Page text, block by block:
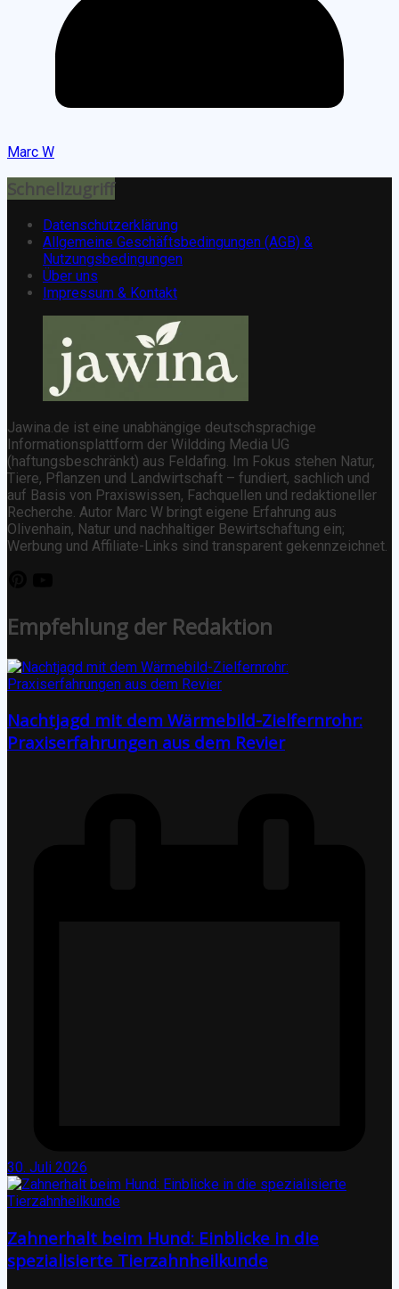
Marc W
Schnellzugriff
Datenschutzerklärung
Allgemeine Geschäftsbedingungen (AGB) &
Nutzungsbedingungen
Über uns
Impressum & Kontakt
Jawina.de ist eine unabhängige deutschsprachige
Informationsplattform der Wildding Media UG
(haftungsbeschränkt) aus Feldafing. Im Fokus stehen Natur,
Tiere, Pflanzen und Landwirtschaft – fundiert, sachlich und
auf Basis von Praxiswissen, Fachquellen und redaktioneller
Recherche. Autor Marc W bringt eigene Erfahrung aus
Olivenhain, Natur und nachhaltiger Bewirtschaftung ein;
Werbung und Affiliate-Links sind transparent gekennzeichnet.
Empfehlung der Redaktion
Nachtjagd mit dem Wärmebild-Zielfernrohr:
Praxiserfahrungen aus dem Revier
30. Juli 2026
Zahnerhalt beim Hund: Einblicke in die
spezialisierte Tierzahnheilkunde